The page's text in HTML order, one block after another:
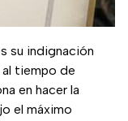
su indignación
tiempo de
en hacer la
el máximo